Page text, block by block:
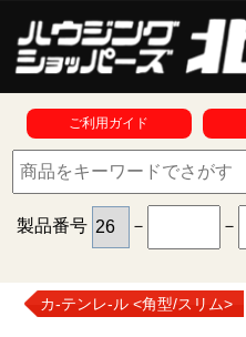
ご利用ガイド
製品番号 － －
カ-テンレ-ル <角型/スリム>